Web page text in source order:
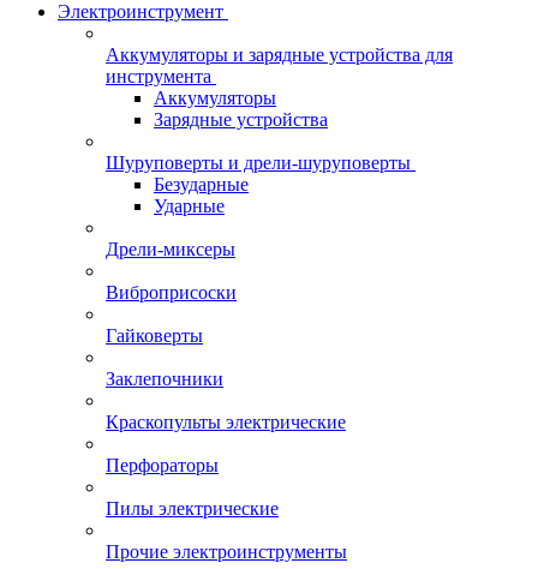
Электроинструмент
Аккумуляторы и зарядные устройства для
инструмента
Аккумуляторы
Зарядные устройства
Шуруповерты и дрели-шуруповерты
Безударные
Ударные
Дрели-миксеры
Виброприсоски
Гайковерты
Заклепочники
Краскопульты электрические
Перфораторы
Пилы электрические
Прочие электроинструменты